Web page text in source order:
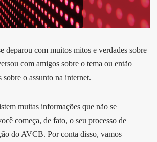
deparou com muitos mitos e verdades sobre
com amigos sobre o tema ou então
sobre o assunto na internet.
muitas informações que não se
começa, de fato, o seu processo de
do AVCB. Por conta disso, vamos